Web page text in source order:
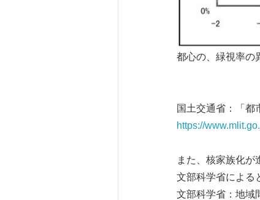
都心の、緑視率の
国土交通省：「都
https://
また、核家族化が
文部科学省による
文部科学省：地域